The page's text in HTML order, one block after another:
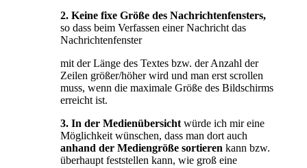
2. Keine fixe Größe des Nachrichtenfensters,
so dass beim Verfassen einer Nachricht das
Nachrichtenfenster
mit der Länge des Textes bzw. der Anzahl der
Zeilen größer/höher wird und man erst scrollen
muss, wenn die maximale Größe des Bildschirms
erreicht ist.
3. In der Medienübersicht würde ich mir eine
Möglichkeit wünschen, dass man dort auch
anhand der Mediengröße sortieren kann bzw.
überhaupt feststellen kann, wie groß eine